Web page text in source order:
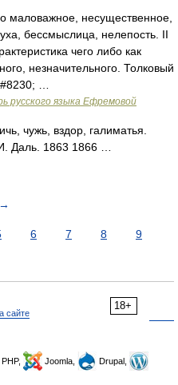
маловажное, несущественное,
бессмыслица, нелепость. II
чего либо как
незначительного. Толковый
…
русского языка Ефремовой
чужь, вздор, галиматья.
Даль. 1863 1866 …
→
6 7 8
9
18+
сайте
Joomla,
Drupal,